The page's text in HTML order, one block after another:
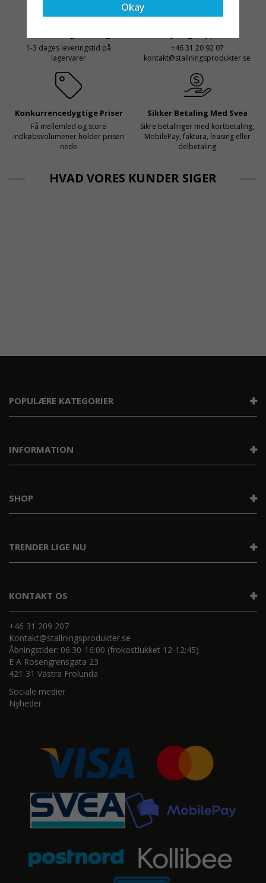
både har rätt produkter
1-3 dages leveringstid på
lagervarer
+46 31 20 92 07
kontakt@stallningsprodukter.se
Konkurrencedygtige Priser
Få mellemled og store
indkøbsvolumener holder prisen
nede
Sikker Betaling Med Svea
Sikre betalinger med kortbetaling,
MobilePay, faktura, leasing eller
delbetaling
HVAD VORES KUNDER SIGER
KONTAKT OS
+46 31 209 207
Kontakt@stallningsprodukter.se
Åbningstider: 06:30-16:00 (frokostlukket 12-12:45)
E A Rosengrensgata 23
421 31 Västra Frölunda
Sociale medier
Nyheder
POPULÆRE KATEGORIER
INFORMATION
TRENDER LIGE NU
SHOP
Okay